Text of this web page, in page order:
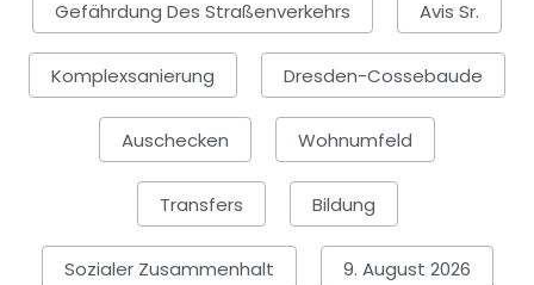
Gefährdung Des Straßenverkehrs Avis Sr.
Komplexsanierung Dresden-Cossebaude
Auschecken Wohnumfeld
Transfers Bildung
Sozialer Zusammenhalt 9. August 2026